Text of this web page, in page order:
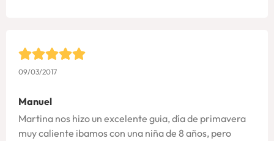
09/03/2017
Manuel
Martina nos hizo un excelente guia, día de primavera
muy caliente ibamos con una niña de 8 años, pero